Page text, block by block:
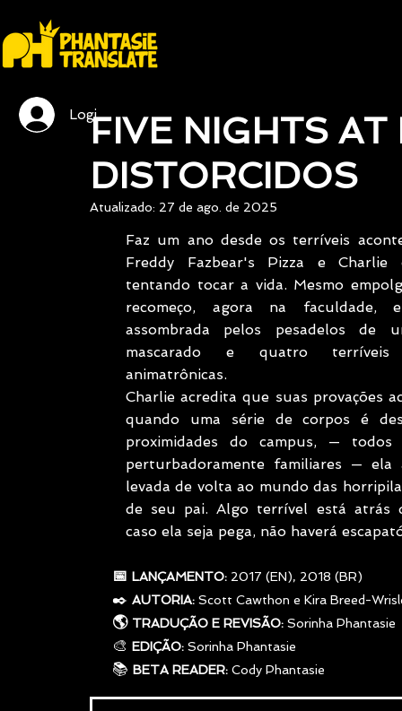
FIVE NIGHTS AT
DISTORCIDOS
Atualizado: 27 de ago. de 2025
Faz um ano desde os terríveis
Freddy Fazbear's Pizza e Charlie
tentando tocar a vida. Mesmo
recomeço, agora na faculdade,
assombrada pelos pesadelos de
mascarado e quatro terríveis
animatrônicas.
Charlie acredita que suas provações
quando uma série de corpos é
proximidades do campus, — todos
perturbadoramente familiares — ela
levada de volta ao mundo das
de seu pai. Algo terrível está atrás
caso ela seja pega, não haverá
     📅
LANÇAMENTO: 2017 (EN), 2018 (BR)
✒️ AUTORIA: Scott Cawthon e Kira Breed-
     🌎
TRADUÇÃO E REVISÃO: Sorinha Phantasie
     🎨
EDIÇÃO: Sorinha Phantasie
     📚
BETA READER: Cody Phantasie
Login / Registre-se